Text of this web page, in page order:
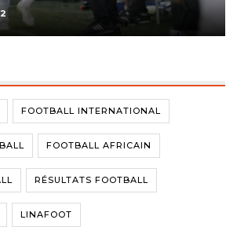
FOOTBALL INTERNATIONAL
FOOTBALL AFRICAIN
RÉSULTATS FOOTBALL
LINAFOOT